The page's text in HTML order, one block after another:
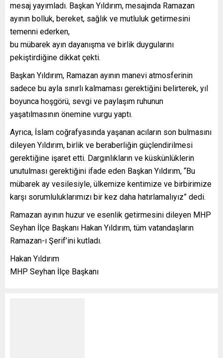
mesaj yayımladı. Başkan Yıldırım, mesajında Ramazan
ayının bolluk, bereket, sağlık ve mutluluk getirmesini
temenni ederken,
bu mübarek ayın dayanışma ve birlik duygularını
pekiştirdiğine dikkat çekti.
Başkan Yıldırım, Ramazan ayının manevi atmosferinin
sadece bu ayla sınırlı kalmaması gerektiğini belirterek, yıl
boyunca hoşgörü, sevgi ve paylaşım ruhunun
yaşatılmasının önemine vurgu yaptı.
Ayrıca, İslam coğrafyasında yaşanan acıların son bulmasını
dileyen Yıldırım, birlik ve beraberliğin güçlendirilmesi
gerektiğine işaret etti. Dargınlıkların ve küskünlüklerin
unutulması gerektiğini ifade eden Başkan Yıldırım, “Bu
mübarek ay vesilesiyle, ülkemize kentimize ve birbirimize
karşı sorumluluklarımızı bir kez daha hatırlamalıyız” dedi.
Ramazan ayının huzur ve esenlik getirmesini dileyen MHP
Seyhan İlçe Başkanı Hakan Yıldırım, tüm vatandaşların
Ramazan-ı Şerif’ini kutladı.
Hakan Yıldırım
MHP Seyhan İlçe Başkanı